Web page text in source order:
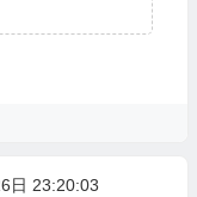
日 23:20:03